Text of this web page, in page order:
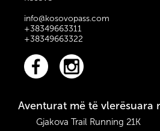
e Rugovës.
info@kosovopass.com
+38349663311
+38349663322
Aventurat më të vlerësuara
Gjakova Trail Running 21K